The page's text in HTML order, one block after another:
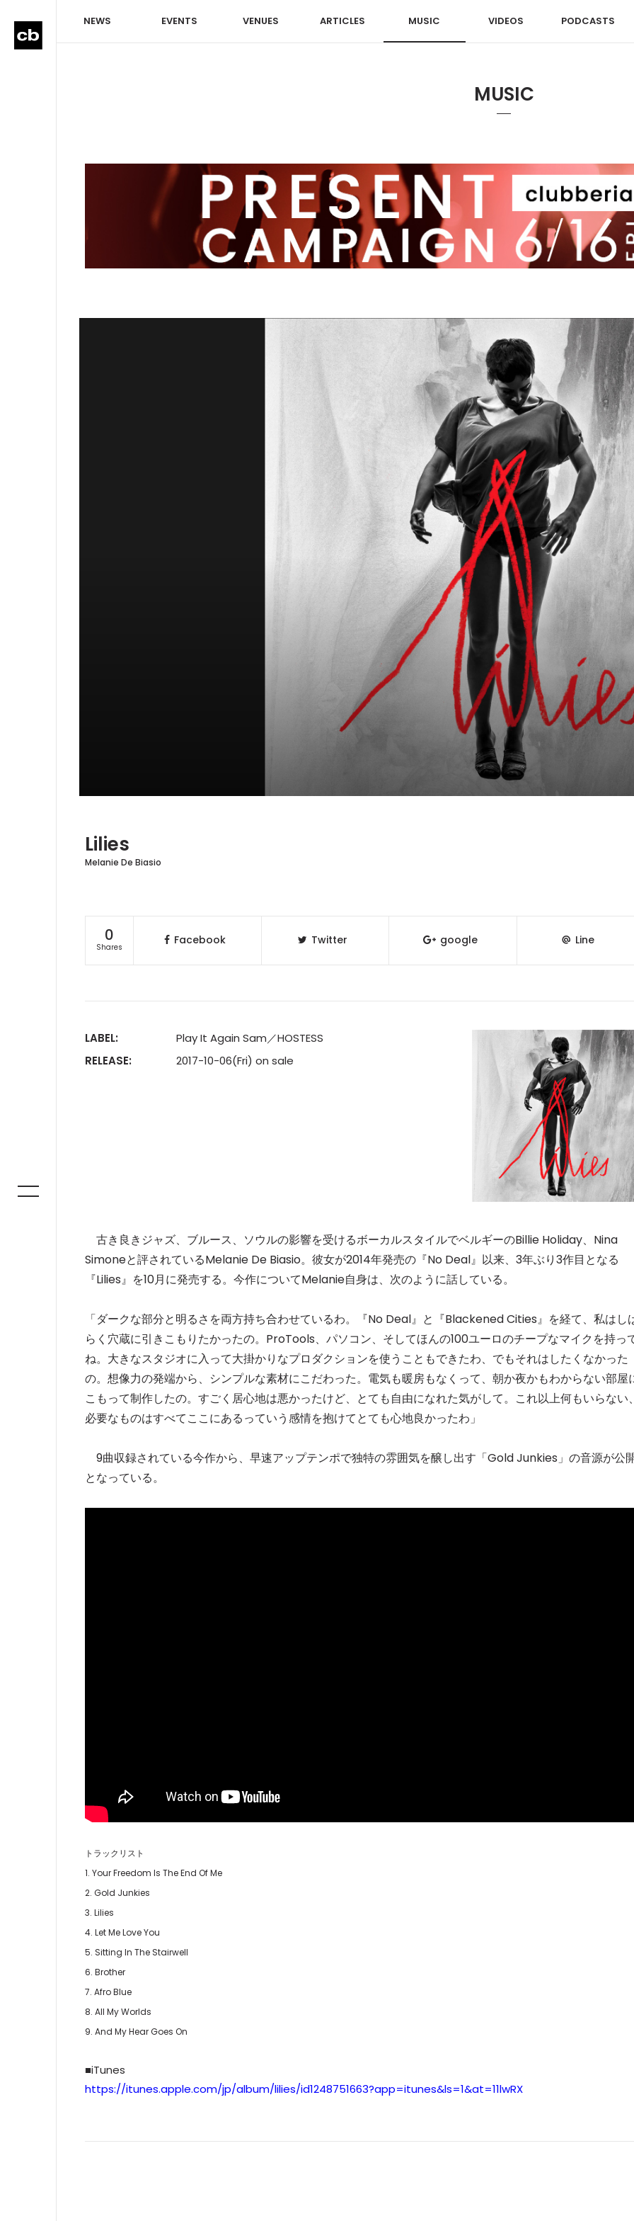
NEWS EVENTS VENUES ARTICLES MUSIC VIDEOS PODCASTS
MUSIC
Lilies
Melanie De Biasio
0
Shares
Facebook Twitter google Line
LABEL:
Play It Again Sam／HOSTESS
RELEASE:
2017-10-06(Fri) on sale
古き良きジャズ、ブルース、ソウルの影響を受けるボーカルスタイルでベルギーのBillie Holiday、Nina
Simoneと評されているMelanie De Biasio。彼女が2014年発売の『No Deal』以来、3年ぶり3作目となる
『Lilies』を10月に発売する。今作についてMelanie自身は、次のように話している。
「ダークな部分と明るさを両方持ち合わせているわ。『No Deal』と『Blackened Cities』を経て、私はし
らく穴蔵に引きこもりたかったの。ProTools、パソコン、そしてほんの100ユーロのチープなマイクを持っ
ね。大きなスタジオに入って大掛かりなプロダクションを使うこともできたわ、でもそれはしたくなかった
の。想像力の発端から、シンプルな素材にこだわった。電気も暖房もなくって、朝か夜かもわからない部屋
こもって制作したの。すごく居心地は悪かったけど、とても自由になれた気がして。これ以上何もいらない、
必要なものはすべてここにあるっていう感情を抱けてとても心地良かったわ」
9曲収録されている今作から、早速アップテンポで独特の雰囲気を醸し出す「Gold Junkies」の音源が公
となっている。
トラックリスト
1. Your Freedom Is The End Of Me
2. Gold Junkies
3. Lilies
4. Let Me Love You
5. Sitting In The Stairwell
6. Brother
7. Afro Blue
8. All My Worlds
9. And My Hear Goes On
■iTunes
https://itunes.apple.com/jp/album/lilies/id1248751663?app=itunes&ls=1&at=11lwRX